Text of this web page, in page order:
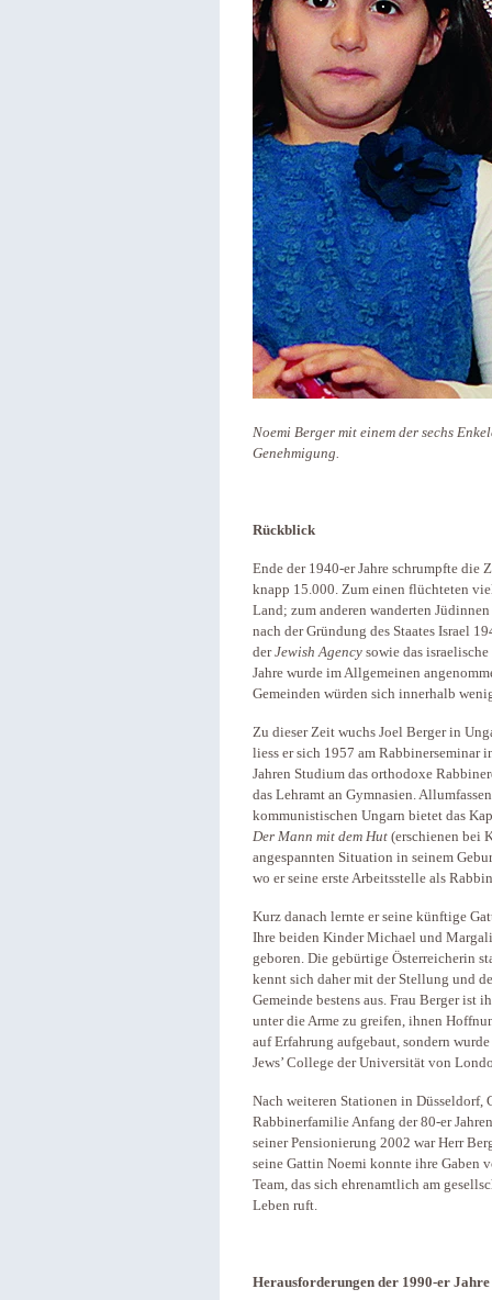
Noemi Berger mit einem der sechs
Genehmigung.
Rückblick
Ende der 1940-er Jahre schrumpfte die
knapp 15.000. Zum einen flüchteten
Land; zum anderen wanderten
nach der Gründung des Staates Israel
derJewish Agency sowie das
Jahre wurde im Allgemeinen
Gemeinden würden sich innerhalb
Zu dieser Zeit wuchs Joel Berger in
liess er sich 1957 am Rabbinerseminar
Jahren Studium das orthodoxe
das Lehramt an Gymnasien.
kommunistischen Ungarn bietet das
Der Mann mit dem Hut (erschienen bei
angespannten Situation in seinem
wo er seine erste Arbeitsstelle als
Kurz danach lernte er seine künftige
Ihre beiden Kinder Michael und
geboren. Die gebürtige Österreicherin
kennt sich daher mit der Stellung und
Gemeinde bestens aus. Frau Berger ist
unter die Arme zu greifen, ihnen
auf Erfahrung aufgebaut, sondern
Jews’ College der Universität von
Nach weiteren Stationen in Düsseldorf,
Rabbinerfamilie Anfang der 80-er
seiner Pensionierung 2002 war Herr
seine Gattin Noemi konnte ihre Gaben
Team, das sich ehrenamtlich am
Leben ruft.
Herausforderungen der 1990-er Jahre